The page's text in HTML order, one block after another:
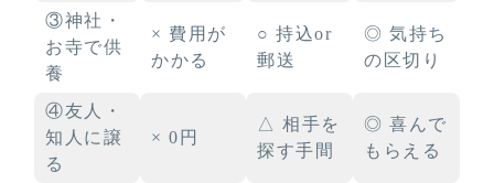
③神社・
お寺で供
養
× 費用が
かかる
○ 持込or
郵送
◎ 気持ち
の区切り
④友人・
知人に譲
る
× 0円
△ 相手を
探す手間
◎ 喜んで
もらえる